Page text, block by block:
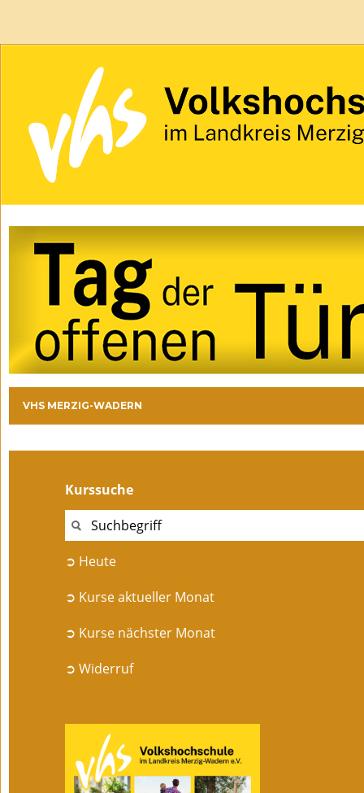
VHS MERZIG-WADERN
Kurssuche
➲ Heute
➲ Kurse aktueller Monat
➲ Kurse nächster Monat
➲ Widerruf